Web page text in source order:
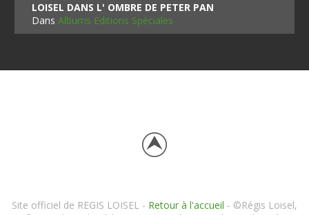
LOISEL DANS L' OMBRE DE PETER PAN
DansAlbums Editions Spéciales
Site officiel de REGIS LOISEL - Retour à l'accueil - ©Régis Loisel,